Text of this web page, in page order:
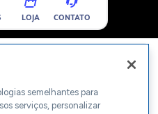
LOJA CONTATO
semelhantes para
serviços, personalizar